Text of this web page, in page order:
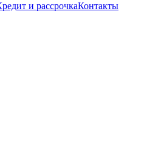
и рассрочкаКонтакты